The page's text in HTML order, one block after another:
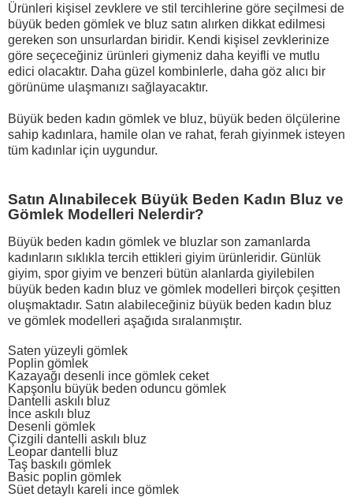
Ürünleri kişisel zevklere ve stil tercihlerine göre seçilmesi de
büyük beden gömlek ve bluz satın alırken dikkat edilmesi
gereken son unsurlardan biridir. Kendi kişisel zevklerinize
göre seçeceğiniz ürünleri giymeniz daha keyifli ve mutlu
edici olacaktır. Daha güzel kombinlerle, daha göz alıcı bir
görünüme ulaşmanızı sağlayacaktır.
Büyük beden kadın gömlek ve bluz, büyük beden ölçülerine
sahip kadınlara, hamile olan ve rahat, ferah giyinmek isteyen
tüm kadınlar için uygundur.
Satın Alınabilecek Büyük Beden Kadın Bluz ve
Gömlek Modelleri Nelerdir?
Büyük beden kadın gömlek ve bluzlar son zamanlarda
kadınların sıklıkla tercih ettikleri giyim ürünleridir. Günlük
giyim, spor giyim ve benzeri bütün alanlarda giyilebilen
büyük beden kadın bluz ve gömlek modelleri birçok çeşitten
oluşmaktadır. Satın alabileceğiniz büyük beden kadın bluz
ve gömlek modelleri aşağıda sıralanmıştır.
Saten yüzeyli gömlek
Poplin gömlek
Kazayağı desenli ince gömlek ceket
Kapşonlu büyük beden oduncu gömlek
Dantelli askılı bluz
İnce askılı bluz
Desenli gömlek
Çizgili dantelli askılı bluz
Leopar dantelli bluz
Taş baskılı gömlek
Basic poplin gömlek
Süet detaylı kareli ince gömlek